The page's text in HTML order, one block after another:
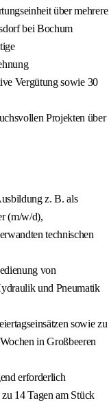
über mehrere
bei Bochum
Vergütung sowie 30
Projekten über
z. B. als
(m/w/d),
technischen
von
und Pneumatik
sowie zu
in Großbeeren
erforderlich
14 Tagen am Stück